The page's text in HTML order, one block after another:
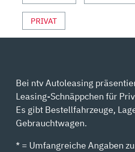
PRIVAT
Bei ntv Autoleasing
Leasing-Schnäppchen für
Es gibt Bestellfahrzeuge,
Gebrauchtwagen.
* = Umfangreiche Angaben